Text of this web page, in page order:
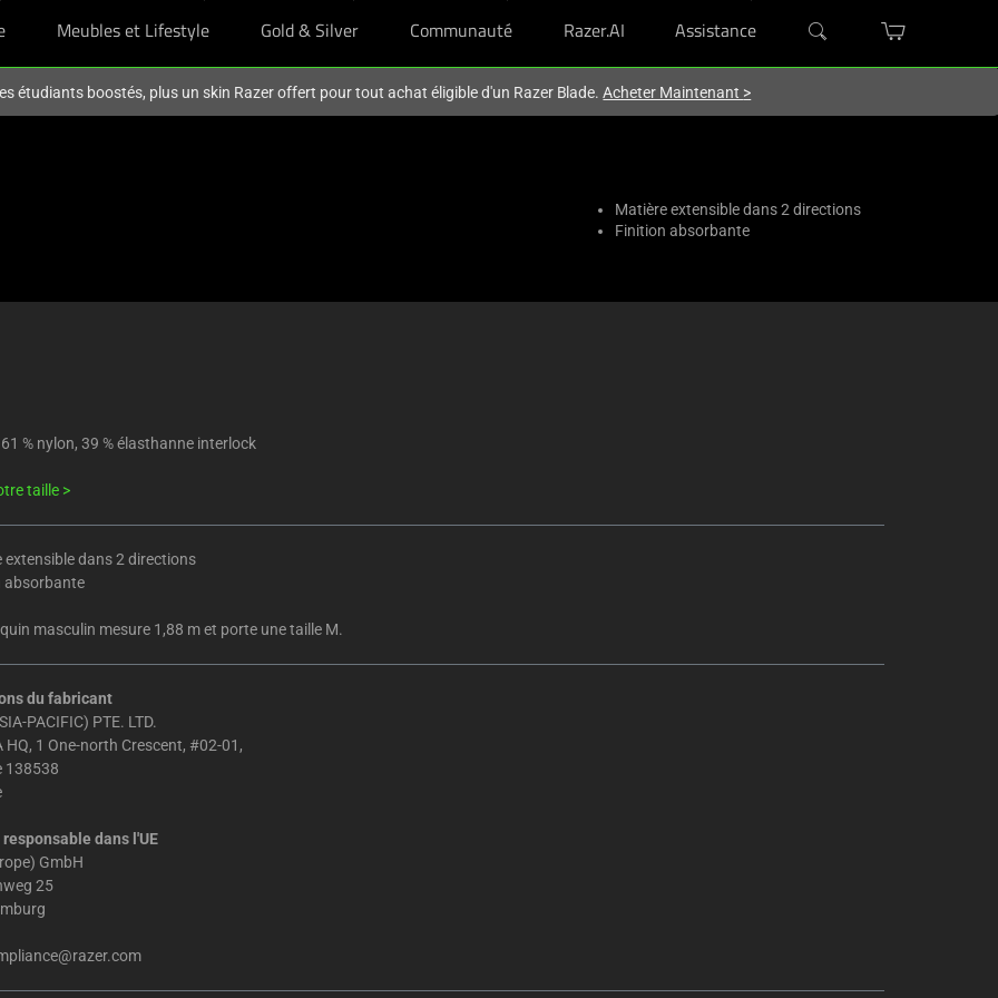
Meubles et Lifestyle Gold & Silver Communauté Razer.AI Assistance
étudiants boostés, plus un skin Razer offert pour tout achat éligible d'un Razer Blade.Acheter Maintenant >
Matière extensible dans 2 directions
Finition absorbante
% nylon, 39 % élasthanne interlock
taille >
extensible dans 2 directions
absorbante
masculin mesure 1,88 m et porte une taille M.
du fabricant
PACIFIC) PTE. LTD.
HQ, 1 One-north Crescent, #02-01,
138538
dans l'UE
GmbH
25